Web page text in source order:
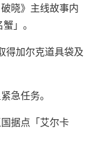
晓》主线故事内
」。
得加尔克道具袋及
急任务。
据点「艾尔卡